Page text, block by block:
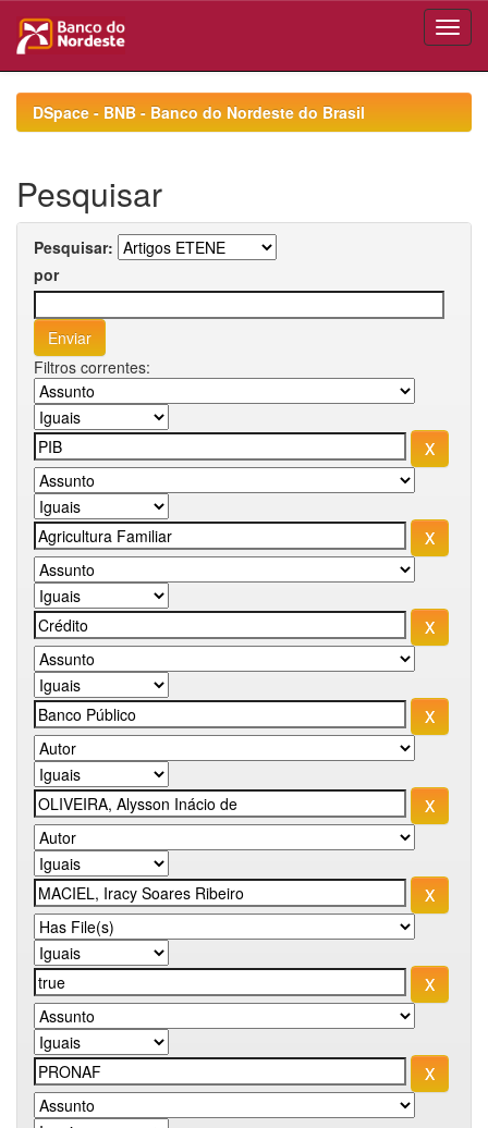
navigationDSpace - BNB - Banco do Nordeste do Brasil
Pesquisar
Pesquisar:
por
Filtros correntes: